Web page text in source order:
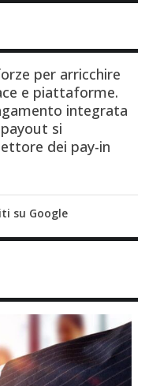
per arricchire
e piattaforme.
integrata
si
dei pay-in
su Google